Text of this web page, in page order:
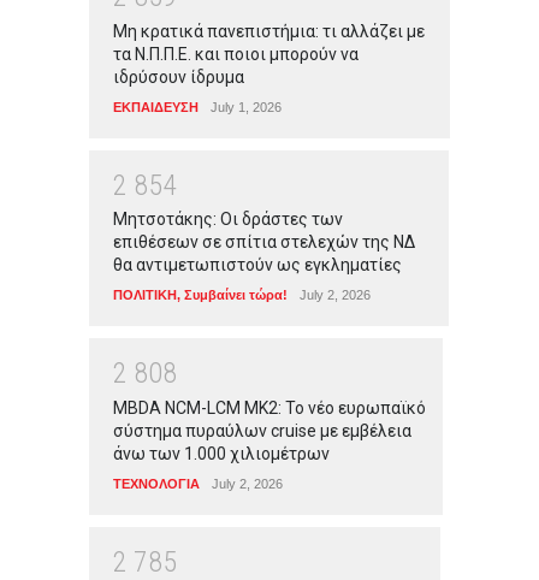
Μη κρατικά πανεπιστήμια: τι αλλάζει με
τα Ν.Π.Π.Ε. και ποιοι μπορούν να
ιδρύσουν ίδρυμα
ΕΚΠΑΙΔΕΥΣΗ July 1, 2026
2 854
Μητσοτάκης: Οι δράστες των
επιθέσεων σε σπίτια στελεχών της ΝΔ
θα αντιμετωπιστούν ως εγκληματίες
ΠΟΛΙΤΙΚΗ, Συμβαίνει τώρα! July 2, 2026
2 808
MBDA NCM-LCM MK2: Το νέο ευρωπαϊκό
σύστημα πυραύλων cruise με εμβέλεια
άνω των 1.000 χιλιομέτρων
ΤΕΧΝΟΛΟΓΙΑ July 2, 2026
2 785